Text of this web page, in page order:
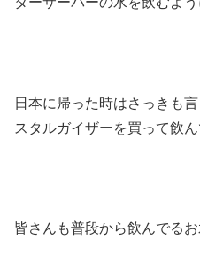
日本に帰った時はさっきも
スタルガイザーを買って飲
皆さんも普段から飲んでるお